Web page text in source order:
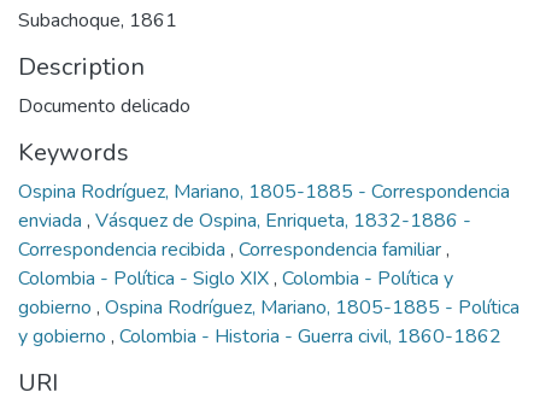
Subachoque, 1861
Description
Documento delicado
Keywords
Ospina Rodríguez, Mariano, 1805-1885 - Correspondencia
enviada , Vásquez de Ospina, Enriqueta, 1832-1886 -
Correspondencia recibida , Correspondencia familiar,
Colombia - Política - Siglo XIX, Colombia - Política y
gobierno , Ospina Rodríguez, Mariano, 1805-1885 - Política
y gobierno , Colombia - Historia - Guerra civil, 1860-1862
URI